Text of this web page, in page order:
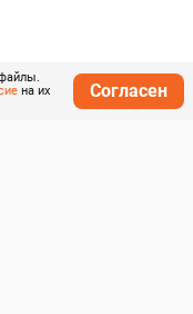
на их
Согласен